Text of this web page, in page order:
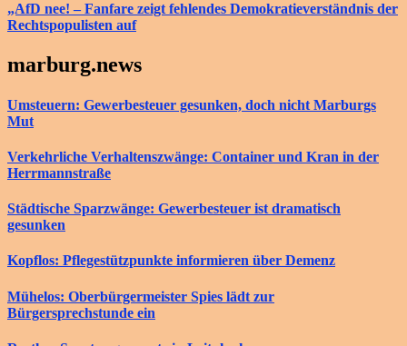
„AfD nee! – Fanfare zeigt fehlendes Demokratieverständnis der
Rechtspopulisten auf
marburg.news
Umsteuern: Gewerbesteuer gesunken, doch nicht Marburgs
Mut
Verkehrliche Verhaltenszwänge: Container und Kran in der
Herrmannstraße
Städtische Sparzwänge: Gewerbesteuer ist dramatisch
gesunken
Kopflos: Pflegestützpunkte informieren über Demenz
Mühelos: Oberbürgermeister Spies lädt zur
Bürgersprechstunde ein